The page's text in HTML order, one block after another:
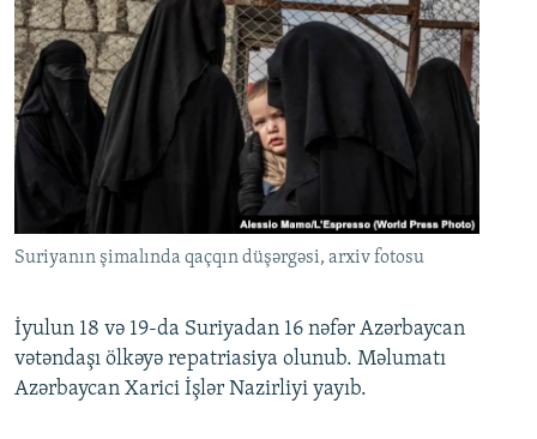
Suriyanın şimalında qaçqın düşərgəsi, arxiv fotosu
İyulun 18 və 19-da Suriyadan 16 nəfər Azərbaycan
vətəndaşı ölkəyə repatriasiya olunub. Məlumatı
Azərbaycan Xarici İşlər Nazirliyi yayıb.